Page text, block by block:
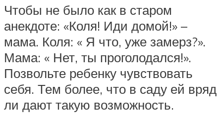
Чтобы не было как в старом
анекдоте: «Коля! Иди домой!» –
мама. Коля: « Я что, уже замерз?».
Мама: « Нет, ты проголодался!».
Позвольте ребенку чувствовать
себя. Тем более, что в саду ей вряд
ли дают такую возможность.